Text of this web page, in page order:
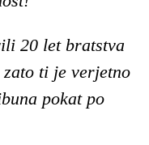
20 let bratstva
ti je verjetno
pokat po